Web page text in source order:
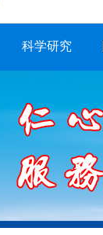
科学研究